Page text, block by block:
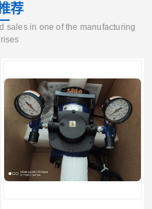
荐
sales in one of the manufacturing